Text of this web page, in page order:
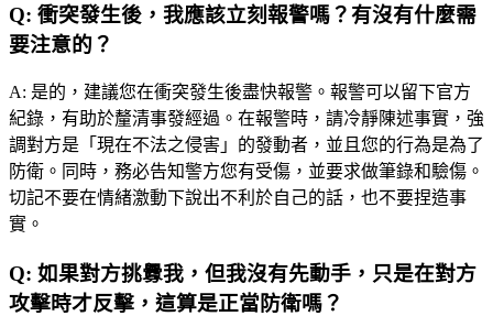
Q: 衝突發生後，我應該立刻報警嗎？有沒有什麼需
要注意的？
A: 是的，建議您在衝突發生後盡快報警。報警可以留下官方
紀錄，有助於釐清事發經過。在報警時，請冷靜陳述事實，強
調對方是「現在不法之侵害」的發動者，並且您的行為是為了
防衛。同時，務必告知警方您有受傷，並要求做筆錄和驗傷。
切記不要在情緒激動下說出不利於自己的話，也不要捏造事
實。
Q: 如果對方挑釁我，但我沒有先動手，只是在對方
攻擊時才反擊，這算是正當防衛嗎？